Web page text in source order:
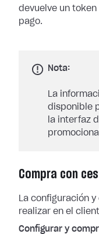
devuelve un
pago.
Nota:
La
disponible
la interfaz
Compra con
La configuración
realizar en el
Configurar y